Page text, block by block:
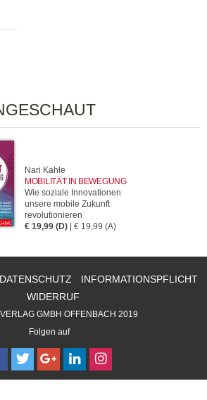
Nari Kahle
MOBILITÄT IN BEWEGUNG
Wie soziale Innovationen
unsere mobile Zukunft
revolutionieren
€ 19,99 (D) | € 19,99 (A)
DATENSCHUTZ
INFORMATIONSPFLICHT
WIDERRUF
GMBH OFFENBACH 2019
Folgen auf